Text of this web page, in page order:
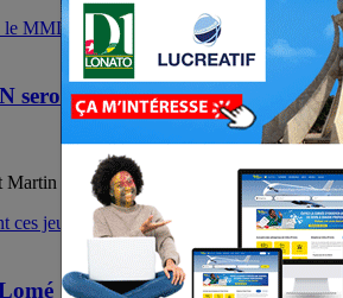
seront bientôt payés
Luther King) informé que les clients
: Qui sont ces jeunes enfants?